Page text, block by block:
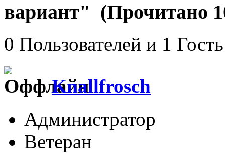
вариант" (Прочитано
0 Пользователей и 1
Knallfrosch
Администратор
Ветеран